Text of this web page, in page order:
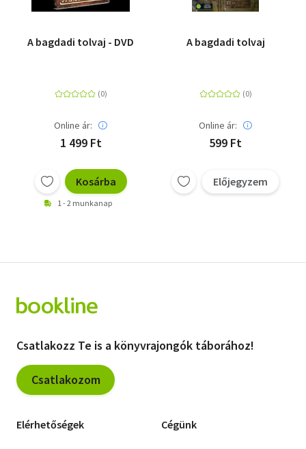
A bagdadi tolvaj - DVD
Online ár:
1 499 Ft
Kosárba
1 - 2 munkanap
A bagdadi tolvaj
Online ár:
599 Ft
Előjegyzem
Csatlakozz Te is a könyvrajongók táborához!
Csatlakozom
Elérhetőségek Cégünk